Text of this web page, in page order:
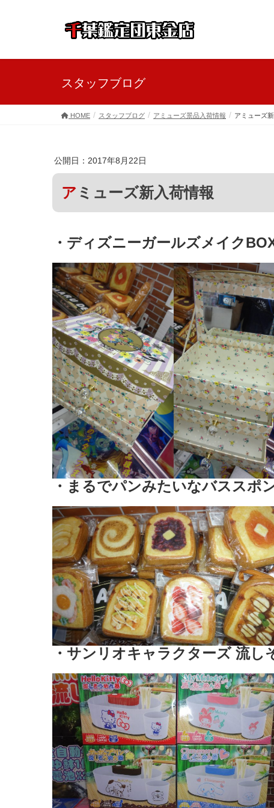
スタッフブログ
HOME スタッフブログ アミューズ景品入荷情報 アミューズ
公開日：2017年8月22日
アミューズ新入荷情報
・ディズニーガールズメイク
・まるでパンみたいなバススポ
・サンリオキャラクターズ 流し